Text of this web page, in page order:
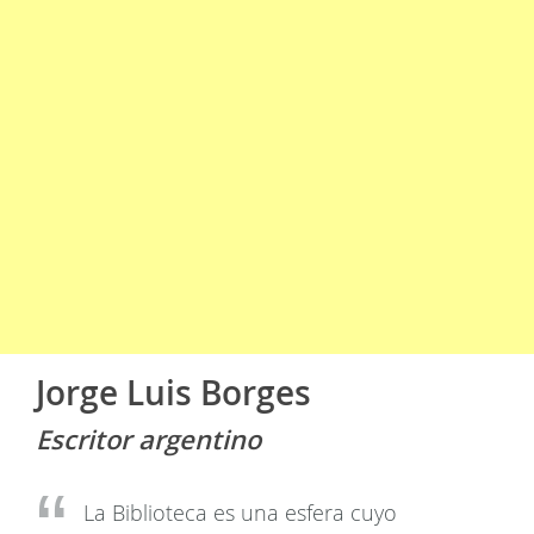
Jorge Luis Borges
Escritor argentino
La Biblioteca es una esfera cuyo